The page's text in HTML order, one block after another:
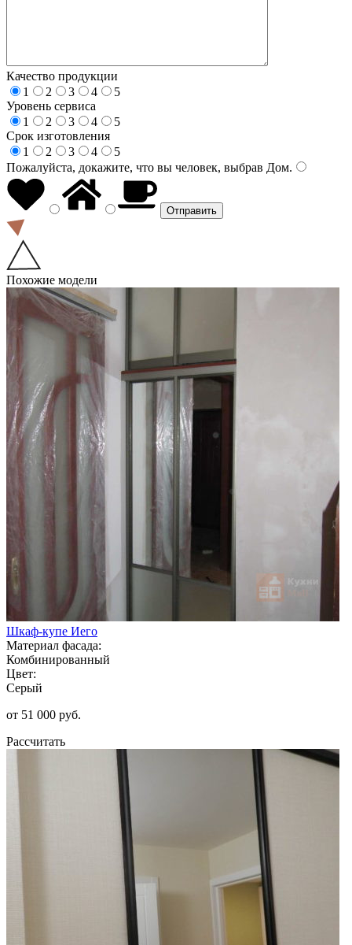
Качество продукции
1
2 3 4
5
Уровень сервиса
1
2 3 4
5
Срок изготовления
1
2 3 4
5
Пожалуйста, докажите, что вы человек, выбрав Дом.
Похожие модели
Шкаф-купе Иего
Материал фасада:
Комбинированный
Цвет:
Серый
от 51 000 руб.
Рассчитать